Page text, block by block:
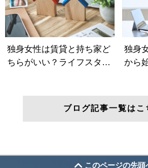
ブログ記事一覧はこ
このページの先頭